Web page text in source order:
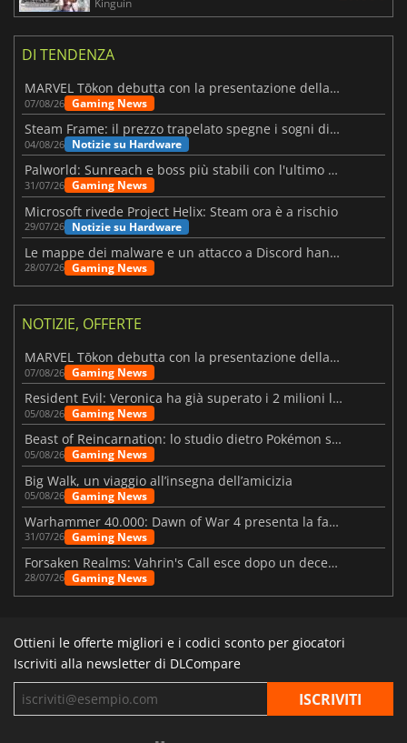
Kinguin
DI TENDENZA
MARVEL Tōkon debutta con la presentazione della roadmap per il primo anno
07/08/26 Gaming News
Steam Frame: il prezzo trapelato spegne i sogni di un VR economico
04/08/26 Notizie su Hardware
Palworld: Sunreach e boss più stabili con l'ultimo update
31/07/26 Gaming News
Microsoft rivede Project Helix: Steam ora è a rischio
29/07/26 Notizie su Hardware
Le mappe dei malware e un attacco a Discord hanno colpito Meccha Chameleon
28/07/26 Gaming News
NOTIZIE, OFFERTE
MARVEL Tōkon debutta con la presentazione della roadmap per il primo anno
07/08/26 Gaming News
Resident Evil: Veronica ha già superato i 2 milioni liste dei desideri
05/08/26 Gaming News
Beast of Reincarnation: lo studio dietro Pokémon su una nuova strada
05/08/26 Gaming News
Big Walk, un viaggio all’insegna dell’amicizia
05/08/26 Gaming News
Warhammer 40.000: Dawn of War 4 presenta la fazione dei Necron
31/07/26 Gaming News
Forsaken Realms: Vahrin's Call esce dopo un decennio di sviluppo
28/07/26 Gaming News
Ottieni le offerte migliori e i codici sconto per giocatori
Iscriviti alla newsletter di DLCompare